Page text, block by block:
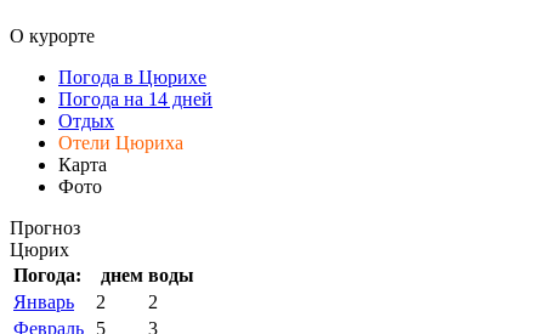
О курорте
Погода в Цюрихе
Погода на 14 дней
Отдых
Отели Цюриха
Карта
Фото
Прогноз
Цюрих
Погода:
днем воды
Январь
2
2
Февраль
5
3